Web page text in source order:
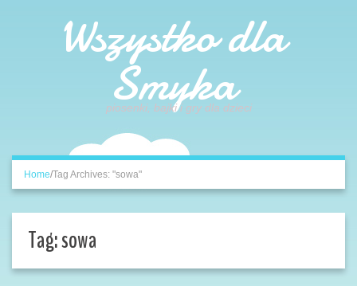
Wszystko dla
Smyka
piosenki, bajki i gry dla dzieci
Home/Tag Archives: "sowa"
Tag:sowa